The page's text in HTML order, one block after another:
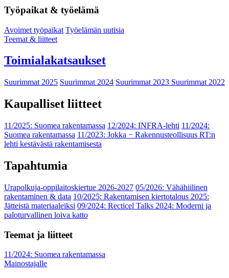
Työpaikat & työelämä
Avoimet työpaikat Työelämän uutisia
Teemat & liitteet
Toimialakatsaukset
Suurimmat 2025 Suurimmat 2024 Suurimmat 2023 Suurimmat 2022
Kaupalliset liitteet
11/2025: Suomea rakentamassa 12/2024: INFRA-lehti 11/2024:
Suomea rakentamassa 11/2023: Jokka − Rakennusteollisuus RT:n
lehti kestävästä rakentamisesta
Tapahtumia
Urapolkuja-oppilaitoskiertue 2026-2027 05/2026: Vähähiilinen
rakentaminen & data 10/2025: Rakentamisen kiertotalous 2025:
Jätteistä materiaaleiksi 09/2024: Recticel Talks 2024: Moderni ja
paloturvallinen loiva katto
Teemat ja liitteet
11/2024: Suomea rakentamassa
Mainostajalle